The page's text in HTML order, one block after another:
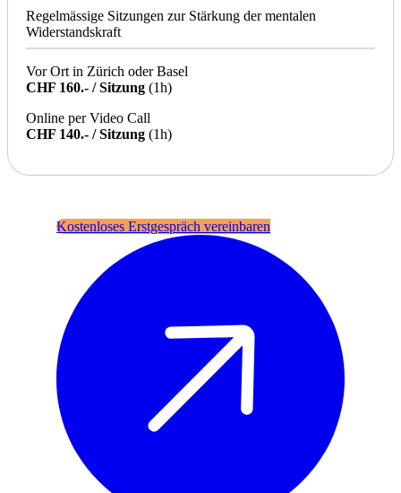
Regelmässige Sitzungen zur Stärkung der mentalen
Widerstandskraft
Vor Ort in Zürich oder Basel
CHF 160.- / Sitzung (1h)
Online per Video Call
CHF 140.- / Sitzung (1h)
Kostenloses Erstgespräch vereinbaren